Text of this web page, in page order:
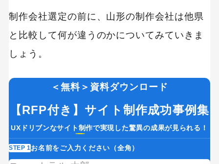
制作会社 比較表
無料のセミナーを定期的に開催｜株式会社川島
管理費・初期費用だけで制作可能｜株式会社ク
ラフアーク
定額プランでコストを抑えてサイトを手に入れ
られる｜ハンズバリュー株式会社
【強み別】デザインが得意な制作会社
制作会社選定の前に、山形の制作会社は他県
と比較して何が違うのかについてみていきま
しょう。
＜無料＞資料ダウンロード
【RFP付き】サイト制作成功事例集
UXドリブンなサイト制作で実現した驚異の成果が見られる！
STEP 1お名前をご入力ください（全角）